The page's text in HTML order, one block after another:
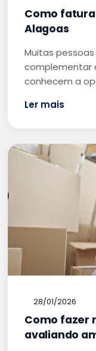
Como
Alagoas
Muitas
complementar
conhecem a
Ler mais
28/01/2026
Como fazer
avaliando